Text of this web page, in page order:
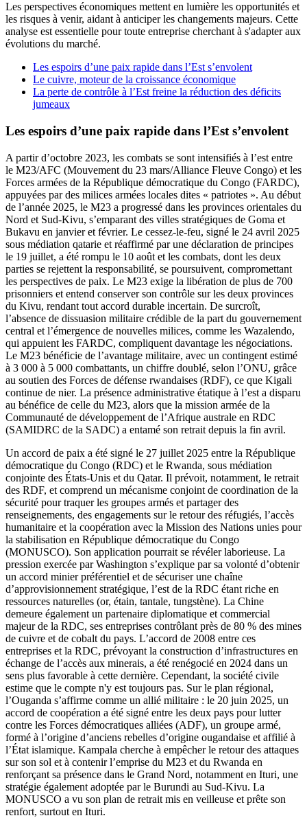
Les perspectives économiques mettent en lumière les opportunités et
les risques à venir, aidant à anticiper les changements majeurs. Cette
analyse est essentielle pour toute entreprise cherchant à s'adapter aux
évolutions du marché.
Les espoirs d’une paix rapide dans l’Est s’envolent
Le cuivre, moteur de la croissance économique
La perte de contrôle à l’Est freine la réduction des déficits
jumeaux
Les espoirs d’une paix rapide dans l’Est s’envolent
A partir d’octobre 2023, les combats se sont intensifiés à l’est entre
le M23/AFC (Mouvement du 23 mars/Alliance Fleuve Congo) et les
Forces armées de la République démocratique du Congo (FARDC),
appuyées par des milices armées locales dites « patriotes ». Au début
de l’année 2025, le M23 a progressé dans les provinces orientales du
Nord et Sud-Kivu, s’emparant des villes stratégiques de Goma et
Bukavu en janvier et février. Le cessez-le-feu, signé le 24 avril 2025
sous médiation qatarie et réaffirmé par une déclaration de principes
le 19 juillet, a été rompu le 10 août et les combats, dont les deux
parties se rejettent la responsabilité, se poursuivent, compromettant
les perspectives de paix. Le M23 exige la libération de plus de 700
prisonniers et entend conserver son contrôle sur les deux provinces
du Kivu, rendant tout accord durable incertain. De surcroît,
l’absence de dissuasion militaire crédible de la part du gouvernement
central et l’émergence de nouvelles milices, comme les Wazalendo,
qui appuient les FARDC, compliquent davantage les négociations.
Le M23 bénéficie de l’avantage militaire, avec un contingent estimé
à 3 000 à 5 000 combattants, un chiffre doublé, selon l’ONU, grâce
au soutien des Forces de défense rwandaises (RDF), ce que Kigali
continue de nier. La présence administrative étatique à l’est a disparu
au bénéfice de celle du M23, alors que la mission armée de la
Communauté de développement de l’Afrique australe en RDC
(SAMIDRC de la SADC) a entamé son retrait depuis la fin avril.
Un accord de paix a été signé le 27 juillet 2025 entre la République
démocratique du Congo (RDC) et le Rwanda, sous médiation
conjointe des États-Unis et du Qatar. Il prévoit, notamment, le retrait
des RDF, et comprend un mécanisme conjoint de coordination de la
sécurité pour traquer les groupes armés et partager des
renseignements, des engagements sur le retour des réfugiés, l’accès
humanitaire et la coopération avec la Mission des Nations unies pour
la stabilisation en République démocratique du Congo
(MONUSCO). Son application pourrait se révéler laborieuse. La
pression exercée par Washington s’explique par sa volonté d’obtenir
un accord minier préférentiel et de sécuriser une chaîne
d’approvisionnement stratégique, l’est de la RDC étant riche en
ressources naturelles (or, étain, tantale, tungstène). La Chine
demeure également un partenaire diplomatique et commercial
majeur de la RDC, ses entreprises contrôlant près de 80 % des mines
de cuivre et de cobalt du pays. L’accord de 2008 entre ces
entreprises et la RDC, prévoyant la construction d’infrastructures en
échange de l’accès aux minerais, a été renégocié en 2024 dans un
sens plus favorable à cette dernière. Cependant, la société civile
estime que le compte n'y est toujours pas. Sur le plan régional,
l’Ouganda s’affirme comme un allié militaire : le 20 juin 2025, un
accord de coopération a été signé entre les deux pays pour lutter
contre les Forces démocratiques alliées (ADF), un groupe armé,
formé à l’origine d’anciens rebelles d’origine ougandaise et affilié à
l’État islamique. Kampala cherche à empêcher le retour des attaques
sur son sol et à contenir l’emprise du M23 et du Rwanda en
renforçant sa présence dans le Grand Nord, notamment en Ituri, une
stratégie également adoptée par le Burundi au Sud-Kivu. La
MONUSCO a vu son plan de retrait mis en veilleuse et prête son
renfort, surtout en Ituri.